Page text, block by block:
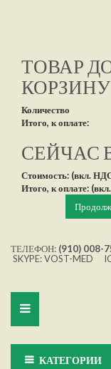
ТОВАР
КОРЗИНУ
Количество
Итого, к оплате:
СЕЙЧАС
Стоимость: (вкл.
Итого, к оплате:
ТЕЛЕФОН: (910) 008-
SKYPE: VOST-MED
Toggle
КАТЕГОРИИ